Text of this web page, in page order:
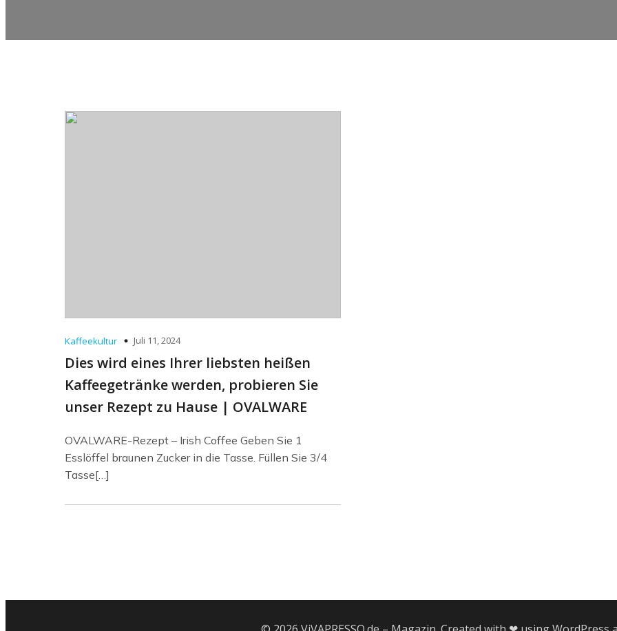
Kaffeekultur Juli 11, 2024
Dies wird eines Ihrer liebsten heißen
Kaffeegetränke werden, probieren Sie
unser Rezept zu Hause | OVALWARE
OVALWARE-Rezept – Irish Coffee Geben Sie 1
Esslöffel braunen Zucker in die Tasse. Füllen Sie 3/4
Tasse[…]